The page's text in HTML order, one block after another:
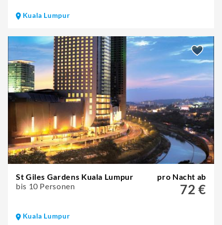
Kuala Lumpur
St Giles Gardens Kuala Lumpur
bis 10 Personen
pro Nacht ab
72 €
Kuala Lumpur